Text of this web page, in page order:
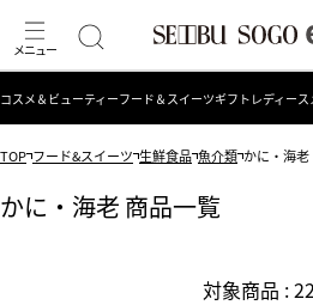
コスメ＆ビューティーフード＆スイーツギフト レディース
TOP フード&スイーツ 生鮮食品 魚介類 かに・海老
かに・海老 商品一覧
対象商品 :